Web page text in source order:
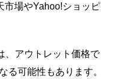
市場やYahoo!ショッピ
、アウトレット価格で
る可能性もあります。